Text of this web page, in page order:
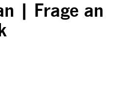
| Frage an